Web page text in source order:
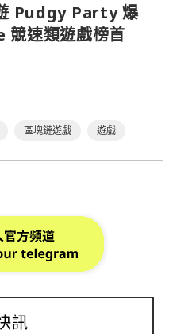
Pudgy Party 爆
速類遊戲榜首
區塊鏈遊戲 遊戲
訊